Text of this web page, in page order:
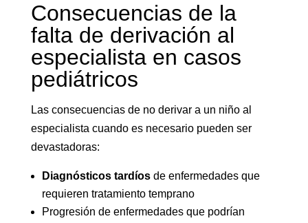
Consecuencias de la
falta de derivación al
especialista en casos
pediátricos
Las consecuencias de no derivar a un niño al
especialista cuando es necesario pueden ser
devastadoras:
Diagnósticos tardíosde enfermedades que
requieren tratamiento temprano
Progresión de enfermedades que podrían